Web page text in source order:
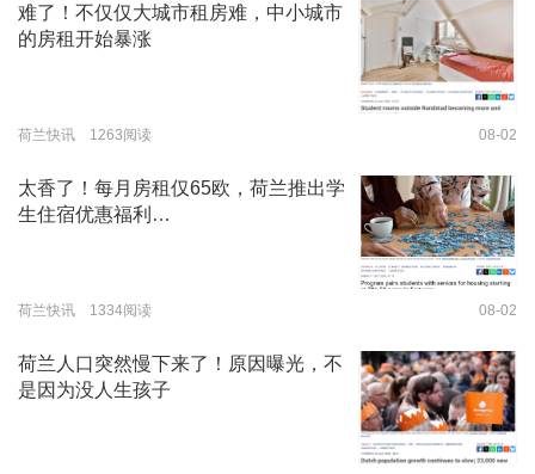
难了！不仅仅大城市租房难，中小城市
的房租开始暴涨
荷兰快讯 1263阅读 08-02
太香了！每月房租仅65欧，荷兰推出学
生住宿优惠福利…
荷兰快讯 1334阅读 08-02
荷兰人口突然慢下来了！原因曝光，不
是因为没人生孩子